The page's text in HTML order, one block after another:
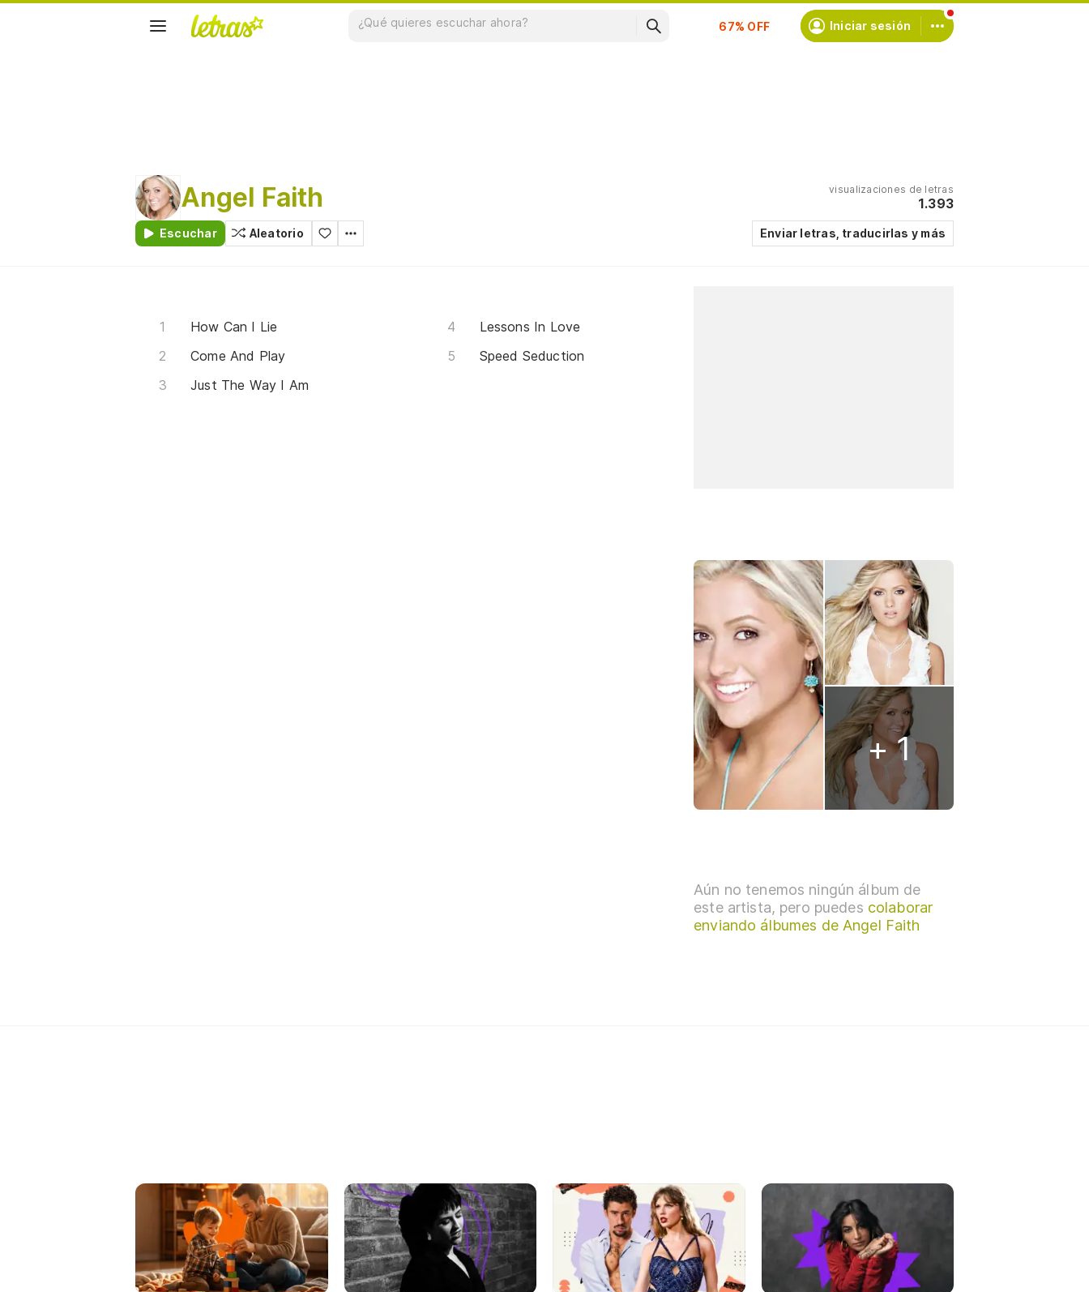
Suscríbete Iniciar sesión
Angel Faith
Escuchar Aleatorio
visualizaciones de letras
1.393
Enviar letras, traducirlas y más
How Can I Lie
Come And Play
Just The Way I Am
Lessons In Love
Speed Seduction
+ 1
Aún no tenemos ningún álbum de
este artista, pero puedes colaborar
enviando álbumes de Angel Faith